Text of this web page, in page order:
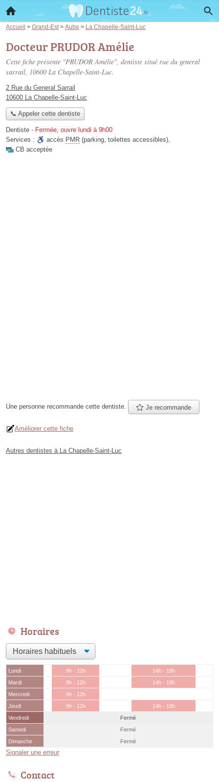
Accueil > Grand-Est > Aube > La Chapelle-Saint-Luc
Docteur PRUDOR Amélie
Cette fiche présente "PRUDOR Amélie", dentiste situé rue du general
sarrail, 10600 La Chapelle-Saint-Luc.
2 Rue du General Sarrail
10600 La Chapelle-Saint-Luc
📞 Appeler cette dentiste
Dentiste - Fermée, ouvre lundi à 9h00
Services :
accès PMR (parking, toilettes accessibles),
CB acceptée
Une personne recommande cette dentiste. Je recommande
Améliorer cette fiche
Autres dentistes à La Chapelle-Saint-Luc
Horaires
Lundi 9h - 12h
14h - 18h
Mardi
9h - 12h
14h - 18h
Mercredi
9h - 12h
Jeudi
9h - 12h
14h - 18h
Vendredi
Fermé
Samedi
Fermé
Dimanche
Fermé
Signaler une erreur
Contact